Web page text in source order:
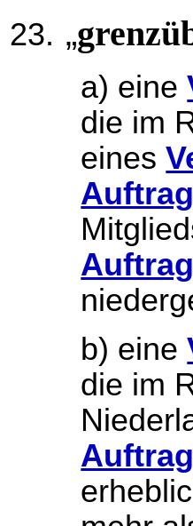
„
a) eine
die im
eines
b) eine
die im